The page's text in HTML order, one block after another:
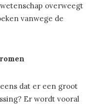
overweegt
vanwege de
dat er een groot
Er wordt vooral